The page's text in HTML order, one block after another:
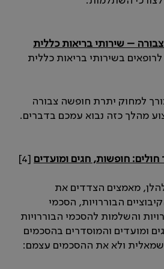
– שירותי בריאות כללית
בשירותי בריאות כללית
הצורך למחוק יתרת חופשה צבורה
מהלך כזה נבוא עמכם בדברים.
חולים: חופשות, חגים ומועדים [4]
להלן, מאמצים הצדדים את
הבוררויות, הסכמי
והשלמות להסכמי הבוררויות
ומועדים והמוסדרים בהסכמים
ולא את ההסכמים עצמם: